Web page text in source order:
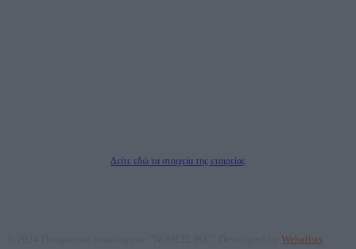
Δείτε εδώ τα στοιχεία της εταιρείας
Webalists